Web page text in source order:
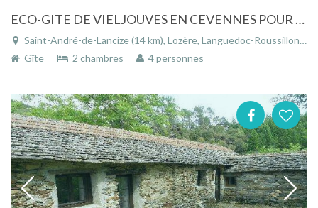
ECO-GITE DE VIELJOUVES EN CEVENNES POUR 2 à 4 PERSONNES
Saint-André-de-Lancize (14 km), Lozère, Languedoc-Roussillon, Occitanie, France
Gîte
2 chambres 4 personnes